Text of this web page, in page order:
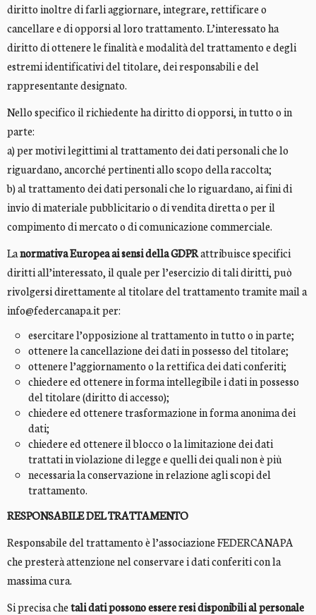
diritto inoltre di farli aggiornare, integrare, rettificare o
cancellare e di opporsi al loro trattamento. L’interessato ha
diritto di ottenere le finalità e modalità del trattamento e degli
estremi identificativi del titolare, dei responsabili e del
rappresentante designato.
Nello specifico il richiedente ha diritto di opporsi, in tutto o in
parte:
a) per motivi legittimi al trattamento dei dati personali che lo
riguardano, ancorché pertinenti allo scopo della raccolta;
b) al trattamento dei dati personali che lo riguardano, ai fini di
invio di materiale pubblicitario o di vendita diretta o per il
compimento di mercato o di comunicazione commerciale.
Lanormativa Europea ai sensi della GDPRattribuisce specifici
diritti all’interessato, il quale per l’esercizio di tali diritti, può
rivolgersi direttamente al titolare del trattamento tramite mail a
info@federcanapa.it per:
esercitare l’opposizione al trattamento in tutto o in parte;
ottenere la cancellazione dei dati in possesso del titolare;
ottenere l’aggiornamento o la rettifica dei dati conferiti;
chiedere ed ottenere in forma intellegibile i dati in possesso
del titolare (diritto di accesso);
chiedere ed ottenere trasformazione in forma anonima dei
dati;
chiedere ed ottenere il blocco o la limitazione dei dati
trattati in violazione di legge e quelli dei quali non è più
necessaria la conservazione in relazione agli scopi del
trattamento.
RESPONSABILE DEL TRATTAMENTO
Responsabile del trattamento è l’associazione FEDERCANAPA
che presterà attenzione nel conservare i dati conferiti con la
massima cura.
Si precisa chetali dati possono essere resi disponibili al personale